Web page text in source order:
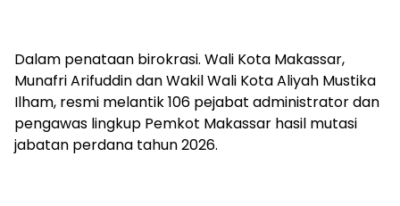
Dalam penataan birokrasi. Wali Kota Makassar,
Munafri Arifuddin dan Wakil Wali Kota Aliyah Mustika
Ilham, resmi melantik 106 pejabat administrator dan
pengawas lingkup Pemkot Makassar hasil mutasi
jabatan perdana tahun 2026.